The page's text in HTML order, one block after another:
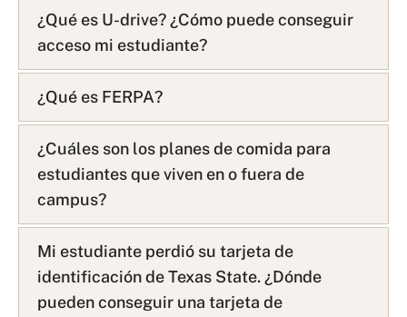
¿Qué es U-drive? ¿Cómo puede conseguir
acceso mi estudiante?
¿Qué es FERPA?
¿Cuáles son los planes de comida para
estudiantes que viven en o fuera de
campus?
Mi estudiante perdió su tarjeta de
identificación de Texas State. ¿Dónde
pueden conseguir una tarjeta de